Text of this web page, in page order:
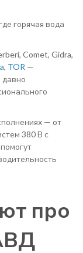
горячая вода
Comet, Gidra,
, TOR —
давно
— от
380 В с
про